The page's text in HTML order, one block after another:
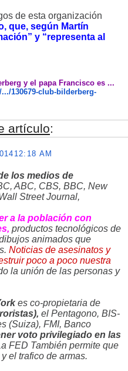
de esta organización
que, según Martín
y “representa al
y el papa Francisco es ...
130679-club-bilderberg-
artículo:
12:18 AM
los medios de
ABC, CBS, BBC, New
Street Journal,
a la población con
productos tecnológicos de
animados que
Noticias de asesinatos y
poco a poco nuestra
la unión de las personas y
es co-propietaria de
el Pentagono, BIS-
(Suiza), FMI, Banco
voto privilegiado en las
FED También permite que
el trafico de armas.